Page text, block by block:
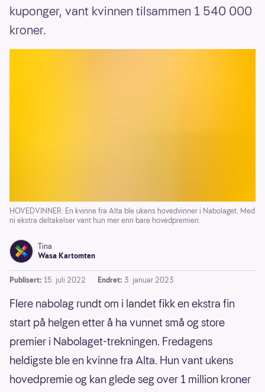
kuponger, vant kvinnen tilsammen 1 540 000
kroner.
HOVEDVINNER: En kvinne fra Alta ble ukens hovedvinner i Nabolaget. Med
ni ekstra deltakelser vant hun mer enn bare hovedpremien.
Tina
Wasa Kartomten
Publisert: 15. juli 2022 Endret: 3. januar 2023
Flere nabolag rundt om i landet fikk en ekstra fin
start på helgen etter å ha vunnet små og store
premier i Nabolaget-trekningen. Fredagens
heldigste ble en kvinne fra Alta. Hun vant ukens
hovedpremie og kan glede seg over 1 million kroner